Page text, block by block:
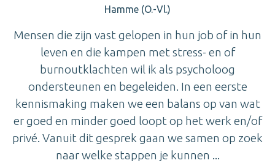
Hamme (O.-Vl.)
Mensen die zijn vast gelopen in hun job of in hun
leven en die kampen met stress- en of
burnoutklachten wil ik als psycholoog
ondersteunen en begeleiden. In een eerste
kennismaking maken we een balans op van wat
er goed en minder goed loopt op het werk en/of
privé. Vanuit dit gesprek gaan we samen op zoek
naar welke stappen je kunnen ...